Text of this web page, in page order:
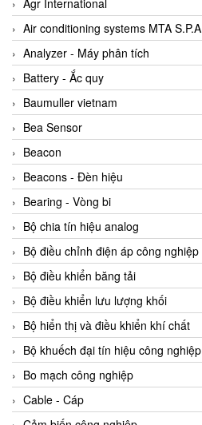
AC&T Vietnam
Accepta Vietnam
ACCUMAC Vietnam
AccuWeb Vietnam
Acey
ACOEM Vietnam
ADCA Vietnam
ADFweb Vietnam
Adler Vietnam
Ados Vietnam
Advanced Energy Vietnam
Advantech Vietnam
Agate Vietnam
AGR International Vietnam
Aichi Tokei Denki Vietnam
Aii Vietnam
Air conditioning systems MTA S.P.A
Analyzer - Máy phân tích
Battery - Ắc quy
Baumuller vietnam
Bea Sensor
Beacon
Beacons - Đèn hiệu
Bearing - Vòng bi
Bộ chia tín hiệu analog
Bộ điều chỉnh điện áp công nghiệp
Bộ điều khiển băng tải
Bộ điều khiển lưu lượng khối
Bộ hiển thị và điều khiển khí chất
Bộ khuếch đại tín hiệu công nghiệp
Bo mạch công nghiệp
Cable - Cáp